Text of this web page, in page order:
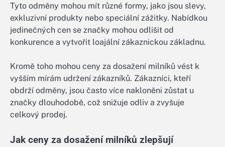
Tyto odměny mohou mít různé formy, jako jsou slevy,
exkluzivní produkty nebo speciální zážitky. Nabídkou
jedinečných cen se značky mohou odlišit od
konkurence a vytvořit loajální zákaznickou základnu.
Kromě toho mohou ceny za dosažení milníků vést k
vyšším mírám udržení zákazníků. Zákazníci, kteří
obdrží odměny, jsou často více nakloněni zůstat u
značky dlouhodobě, což snižuje odliv a zvyšuje
celkový prodej.
Jak ceny za dosažení milníků zlepšují